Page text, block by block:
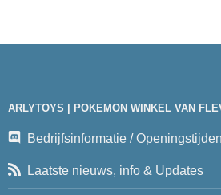
ARLYTOYS | POKEMON WINKEL VAN
Bedrijfsinformatie / Openingstijden
Laatste nieuws, info & Updates